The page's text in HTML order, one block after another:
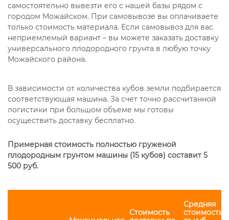
самостоятельно вывезти его с нашей базы рядом с
городом Можайском. При самовывозе вы оплачиваете
только стоимость материала. Если самовывоз для вас
неприемлемый вариант – вы можете заказать доставку
универсального плодородного грунта в любую точку
Можайского района.
В зависимости от количества кубов земли подбирается
соответствующая машина. За счет точно рассчитанной
логистики при большом объеме мы готовы
осуществить доставку бесплатно.
Примерная стоимость полностью груженой
плодородным грунтом машины (15 кубов) составит 5
500 руб.
Стоимость
Средняя
стоимость